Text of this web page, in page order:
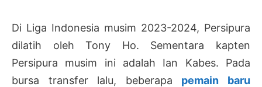
Di Liga Indonesia musim 2023-2024, Persipura
dilatih oleh Tony Ho. Sementara kapten
Persipura musim ini adalah Ian Kabes. Pada
bursa transfer lalu, beberapa pemain baru